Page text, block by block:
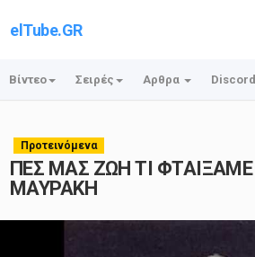
elTube.GR
Βίντεο Σειρές Αρθρα
Προτεινόμενα
ΠΕΣ ΜΑΣ ΖΩΗ ΤΙ
ΜΑΥΡΑΚΗ